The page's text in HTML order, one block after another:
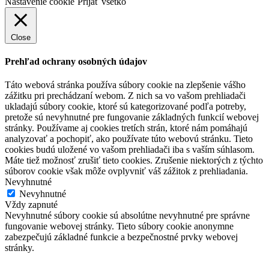
Close
Prehľad ochrany osobných údajov
Táto webová stránka používa súbory cookie na zlepšenie vášho
zážitku pri prechádzaní webom. Z nich sa vo vašom prehliadači
ukladajú súbory cookie, ktoré sú kategorizované podľa potreby,
pretože sú nevyhnutné pre fungovanie základných funkcií webovej
stránky. Používame aj cookies tretích strán, ktoré nám pomáhajú
analyzovať a pochopiť, ako používate túto webovú stránku. Tieto
cookies budú uložené vo vašom prehliadači iba s vaším súhlasom.
Máte tiež možnosť zrušiť tieto cookies. Zrušenie niektorých z týchto
súborov cookie však môže ovplyvniť váš zážitok z prehliadania.
Nevyhnutné
Nevyhnutné
Vždy zapnuté
Nevyhnutné súbory cookie sú absolútne nevyhnutné pre správne
fungovanie webovej stránky. Tieto súbory cookie anonymne
zabezpečujú základné funkcie a bezpečnostné prvky webovej
stránky.